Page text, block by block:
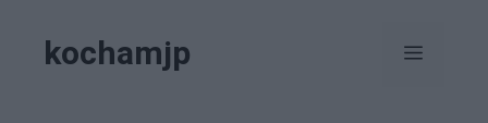
kochamjp Menu